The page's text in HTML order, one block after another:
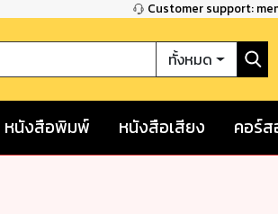
Customer support:
ทั้งหมด
หนังสือพิมพ์ หนังสือเสียง คอร์ส